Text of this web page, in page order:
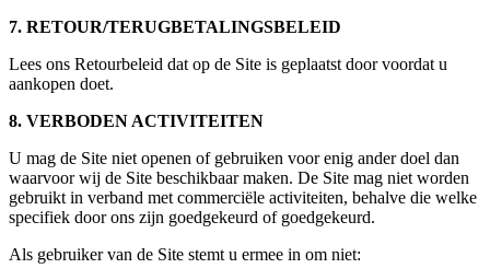
7. RETOUR/TERUGBETALINGSBELEID
Lees ons Retourbeleid dat op de Site is geplaatst door voordat u
aankopen doet.
8. VERBODEN ACTIVITEITEN
U mag de Site niet openen of gebruiken voor enig ander doel dan
waarvoor wij de Site beschikbaar maken. De Site mag niet worden
gebruikt in verband met commerciële activiteiten, behalve die welke
specifiek door ons zijn goedgekeurd of goedgekeurd.
Als gebruiker van de Site stemt u ermee in om niet: